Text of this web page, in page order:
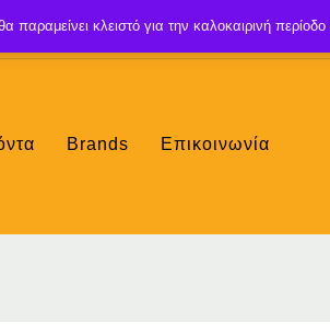
Brands Επικοινωνία
παραμείνει κλειστό για την καλοκαιρινή